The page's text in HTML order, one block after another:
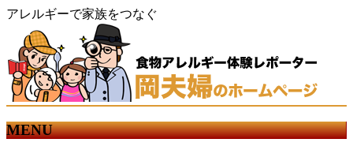
アレルギーで家族をつなぐ
MENU